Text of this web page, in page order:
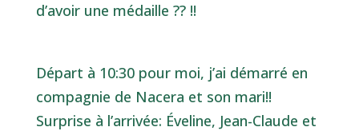
d’avoir une médaille ?? !!
Départ à 10:30 pour moi, j’ai démarré en
compagnie de Nacera et son mari!!
Surprise à l’arrivée: Éveline, Jean-Claude et